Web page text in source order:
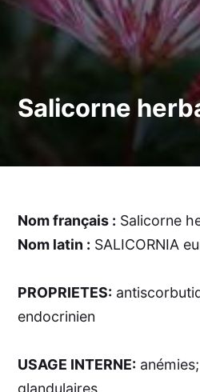
Salicorne
Nom français : Salicorne
Nom latin : SALICORNIA
PROPRIETES:
endocrinien
USAGE INTERNE:
glandulaires